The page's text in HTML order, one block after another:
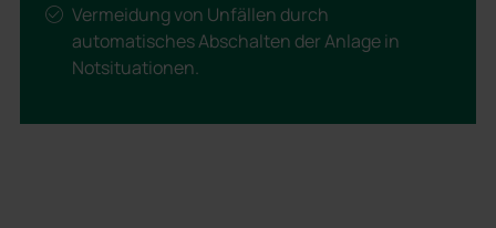
Vermeidung von Unfällen durch
automatisches Abschalten der Anlage in
Notsituationen.